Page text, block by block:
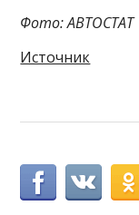
Фото: АВТОСТАТ
Источник